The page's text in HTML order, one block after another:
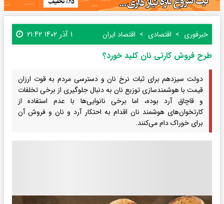
خبرفوری اقتصادی اقتصاد ایران ۱ آذر ۱۴۰۲ ۲۱:۴۲
طرح فروش کارتی نان کلید خورد؟
دولت سیزدهم برای ثبات نرخ نان و دسترسی مردم به قوت ارزان
قیمت با هوشمندسازی توزیع نان به دنبال جلوگیری از برخی تخلفات
و قاچاق آرد بوده، اما برخی نانوایی‌ها با عدم استفاده از
کارتخوان‌های هوشمند نان اقدام به احتکار آرد و نان و فروش آن
برای خوراک دام می‌کنند.